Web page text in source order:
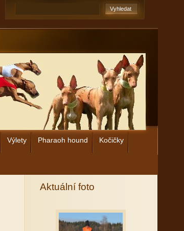
Výlety Pharaoh hound Kočičky
Aktuální foto